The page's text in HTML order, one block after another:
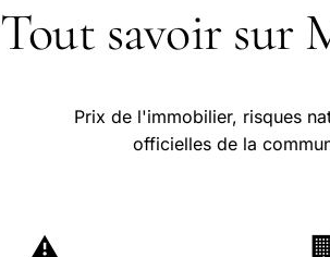
Tout savoir sur
Prix de l'immobilier, risques
officielles de la
⚠️